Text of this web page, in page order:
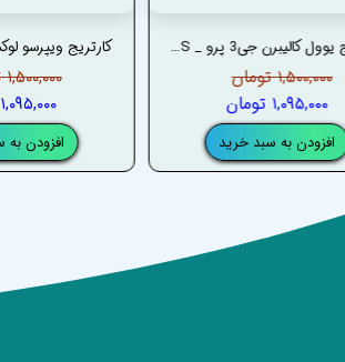
۱,۵۰۰,۰۰۰ تومان
۱,۰۹۵,۰۰۰ تومان
افزودن
کارتریج یوول کالیبرن جی3 پرو _ UWELL CALIBURN G3 PRO CARTRIDGES
۱,۵۰۰,۰۰۰ تومان
۱,۰۹۵,۰۰۰ تومان
افزودن به سبد خرید